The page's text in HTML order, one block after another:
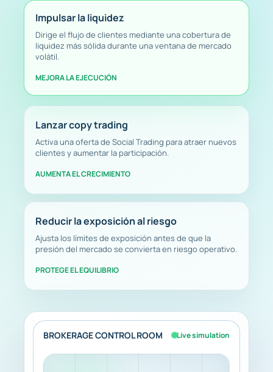
Impulsar la liquidez
Dirige el flujo de clientes mediante una cobertura de
liquidez más sólida durante una ventana de mercado
volátil.
MEJORA LA EJECUCIÓN
Lanzar copy trading
Activa una oferta de Social Trading para atraer nuevos
clientes y aumentar la participación.
AUMENTA EL CRECIMIENTO
Reducir la exposición al riesgo
Ajusta los límites de exposición antes de que la
presión del mercado se convierta en riesgo operativo.
PROTEGE EL EQUILIBRIO
BROKERAGE CONTROL ROOM Live simulation